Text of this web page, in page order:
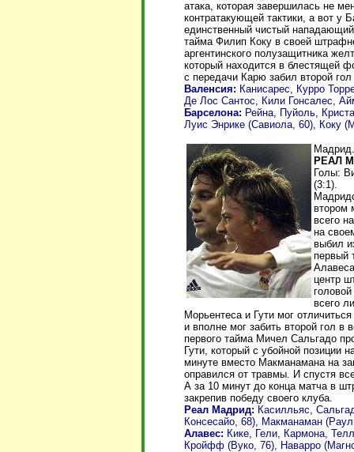
атака, которая завершилась не
контратакующей тактики, а вот у
единственный чистый
тайма Филип Коку в своей
аргентинского полузащитника
который находится в блестящей
с передачи Карю забил второй
Валенсия: Канисарес, Курро
Де Лос Сантос, Кили Гонсалес,
Барселона: Рейна, Пуйоль,
Луис Энрике (Савиола, 60), Коку
РЕАЛ
Голы:
(3:1).
втором
всего
на
выбил
первый
центр
всего
Морьентеса и Гути мог
и вполне мог забить второй гол в
первого тайма Мичел Сальгадо
Гути, который с убойной позиции
минуте вместо Макманамана на
оправился от травмы. И спустя
А за 10 минут до конца матча в
закрепив победу своего клуба.
Реал Мадрид: Касилльяс,
Консесайо, 68), Макманаман
Алавес: Кике, Гели, Кармона,
Кройфф (Вуко, 76), Наварро